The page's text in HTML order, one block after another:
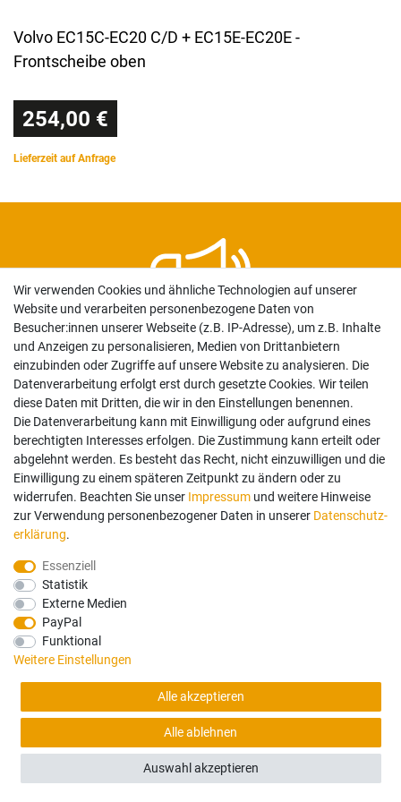
FILTER
Volvo EC15C-EC20 C/D + EC15E-EC20E -
Frontscheibe oben
254,00 €
Lieferzeit auf Anfrage
Newsletter
Keine Angebote oder Aktion mehr verpassen. Sichern Sie
sich mit der Anmeldung 10€ Rabatt auf Ihre Bestellung.
Newsletter
Honig
NEWSLETTER ABONNIEREN
Sie erklären sich damit ein­ver­standen, dass Ihre Da­ten für unseren News­letter­versand ver­wen­det
WhatsApp Chat:
Servicehotline:
0049 3591598145
E-mail schreiben an:
Wir verwenden Cookies und ähnliche Technologien auf unserer
Website und verarbeiten personenbezogene Daten von
Besucher:innen unserer Webseite (z.B. IP-Adresse), um z.B. Inhalte
und Anzeigen zu personalisieren, Medien von Drittanbietern
einzubinden oder Zugriffe auf unsere Website zu analysieren. Die
Datenverarbeitung erfolgt erst durch gesetzte Cookies. Wir teilen
diese Daten mit Dritten, die wir in den Einstellungen benennen.
Die Datenverarbeitung kann mit Einwilligung oder aufgrund eines
berechtigten Interesses erfolgen. Die Zustimmung kann erteilt oder
abgelehnt werden. Es besteht das Recht, nicht einzuwilligen und die
Einwilligung zu einem späteren Zeitpunkt zu ändern oder zu
widerrufen. Beachten Sie unser Impressum und weitere Hinweise
zur Verwendung personenbezogener Daten in unserer Daten­schutz­
erklärung.
Essenziell
Statistik
Externe Medien
PayPal
Funktional
Weitere Einstellungen
Alle akzeptieren
Alle ablehnen
Auswahl akzeptieren